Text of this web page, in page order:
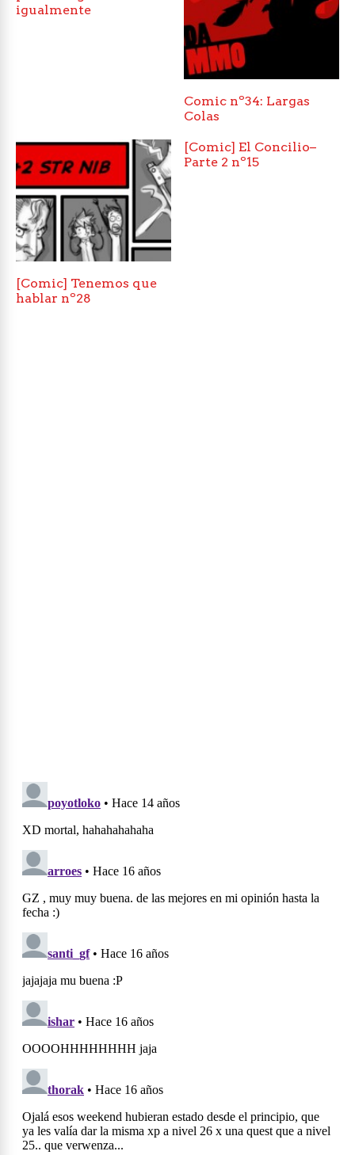
igualmente
Comic nº34: Largas
Colas
[Comic] Tenemos que
hablar nº28
[Comic] El Concilio–
Parte 2 nº15